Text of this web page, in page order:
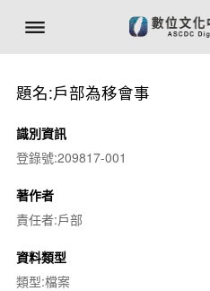
題名:戶部為移會事
識別資訊
登錄號:209817-001
著作者
責任者:戶部
資料類型
類型:檔案